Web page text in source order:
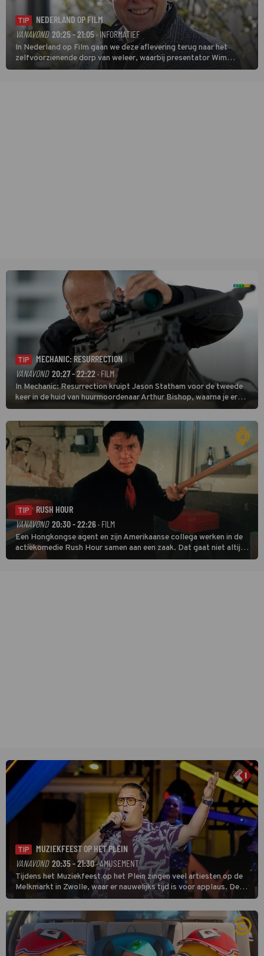
TIP
NEDERLAND OP FILM
VANAVOND 20:25 - 21:05· INFORMATIEF
In Nederland op Film gaan we deze aflevering terug naar het
zelfvoorzienende dorp van weleer, waarbij presentator Wim
Daniëls de kijkers meeneemt op reis door de tijd aan de hand van
TIP
MECHANIC: RESURRECTION
VANAVOND 20:27 - 22:22· FILM
In Mechanic: Resurrection kruipt Jason Statham voor de tweede
keer in de huid van huurmoordenaar Arthur Bishop, waarna je er
donder op kunt zeggen dat er van Bishops geplande pensioen niet
veel terechtkomt.
TIP
RUSH HOUR
VANAVOND 20:30 - 22:26 · FILM
Een Hongkongse agent en zijn Amerikaanse collega werken in de
actiekomedie Rush Hour samen aan een zaak. Dat gaat niet altijd
van een leien dakje.
TIP
MUZIEKFEEST OP HET PLEIN
VANAVOND 20:35 - 21:30· AMUSEMENT
Tijdens het Muziekfeest op het Plein zingen veel artiesten op de
Melkmarkt in Zwolle, waar er nauwelijks tijd is voor applaus. De
grootste namen zijn André Hazes, Jannes, René Froger en
natuurlijk Rutger van Barneveld met zijn hit Zwoele Zomernachten.